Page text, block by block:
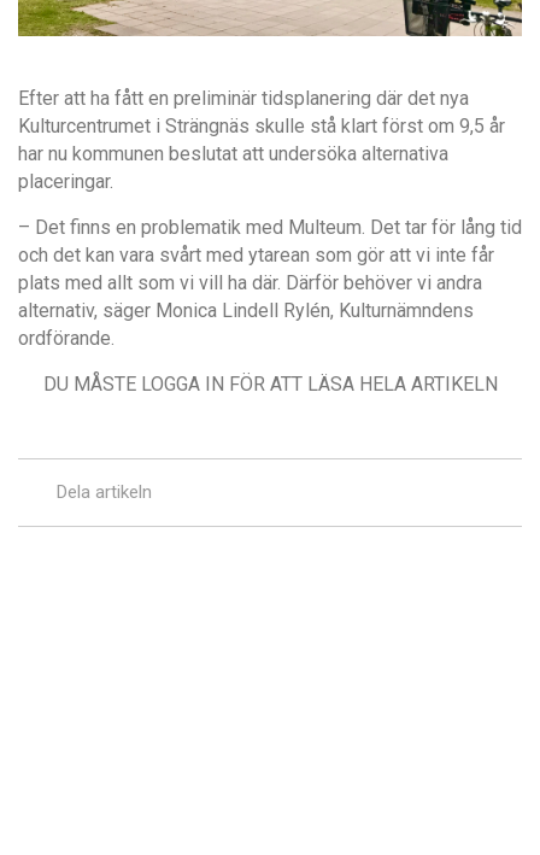
Efter att ha fått en preliminär tidsplanering där det nya
Kulturcentrumet i Strängnäs skulle stå klart först om 9,5 år
har nu kommunen beslutat att undersöka alternativa
placeringar.
– Det finns en problematik med Multeum. Det tar för lång tid
och det kan vara svårt med ytarean som gör att vi inte får
plats med allt som vi vill ha där. Därför behöver vi andra
alternativ, säger Monica Lindell Rylén, Kulturnämndens
ordförande.
DU MÅSTE LOGGA IN FÖR ATT LÄSA HELA ARTIKELN
Dela artikeln